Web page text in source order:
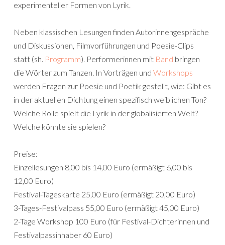
experimenteller Formen von Lyrik.
Neben klassischen Lesungen finden Autorinnengespräche
und Diskussionen, Filmvorführungen und Poesie-Clips
statt (sh. Programm). Performerinnen mit Band bringen
die Wörter zum Tanzen. In Vorträgen und Workshops
werden Fragen zur Poesie und Poetik gestellt, wie: Gibt es
in der aktuellen Dichtung einen spezifisch weiblichen Ton?
Welche Rolle spielt die Lyrik in der globalisierten Welt?
Welche könnte sie spielen?
Preise:
Einzellesungen 8,00 bis 14,00 Euro (ermäßigt 6,00 bis
12,00 Euro)
Festival-Tageskarte 25,00 Euro (ermäßigt 20,00 Euro)
3-Tages-Festivalpass 55,00 Euro (ermäßigt 45,00 Euro)
2-Tage Workshop 100 Euro (für Festival-Dichterinnen und
Festivalpassinhaber 60 Euro)